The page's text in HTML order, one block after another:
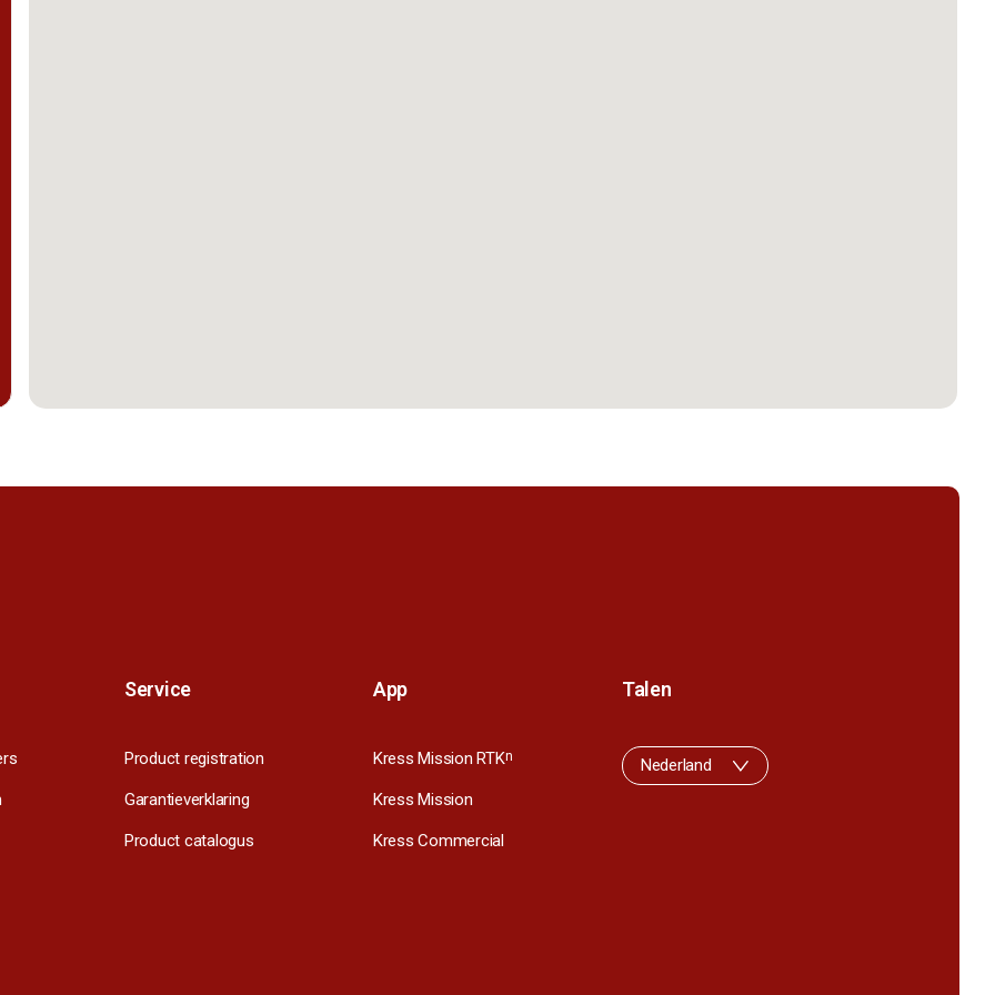
Service
Product registration
Garantieverklaring
Product catalogus
App
Kress Mission RTKn
Kress Mission
Kress Commercial
Talen
Nederland